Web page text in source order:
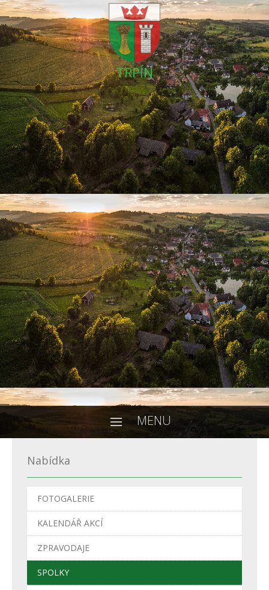
TRPÍN
MENU
Nabídka
FOTOGALERIE
KALENDÁŘ AKCÍ
ZPRAVODAJE
SPOLKY